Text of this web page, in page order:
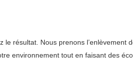
résultat. Nous prenons
environnement tout en faisant des